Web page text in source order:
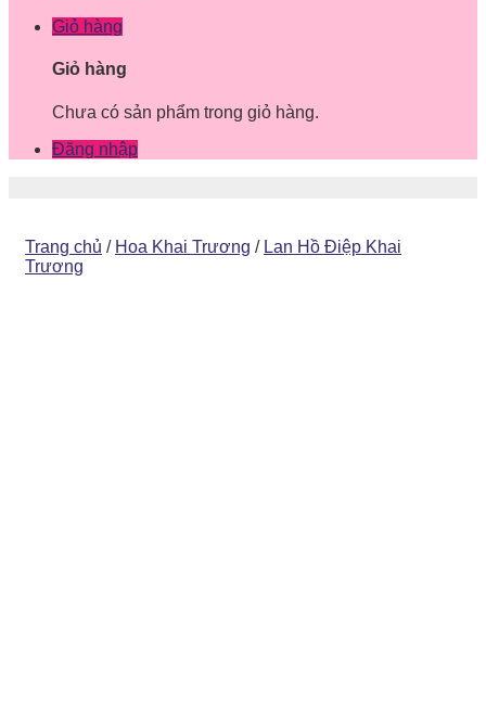
Giỏ hàng
Giỏ hàng
Chưa có sản phẩm trong giỏ hàng.
Đăng nhập
Trang chủ / Hoa Khai Trương / Lan Hồ Điệp Khai
Trương